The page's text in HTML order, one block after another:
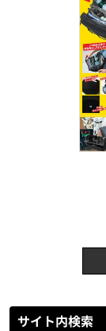
サイト内検索